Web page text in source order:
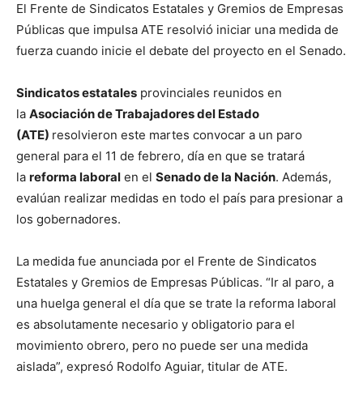
El Frente de Sindicatos Estatales y Gremios de Empresas
Públicas que impulsa ATE resolvió iniciar una medida de
fuerza cuando inicie el debate del proyecto en el Senado.
Sindicatos estatales provinciales reunidos en
la Asociación de Trabajadores del Estado
(ATE) resolvieron este martes convocar a un paro
general para el 11 de febrero, día en que se tratará
la reforma laboral en el Senado de la Nación. Además,
evalúan realizar medidas en todo el país para presionar a
los gobernadores.
La medida fue anunciada por el Frente de Sindicatos
Estatales y Gremios de Empresas Públicas. “Ir al paro, a
una huelga general el día que se trate la reforma laboral
es absolutamente necesario y obligatorio para el
movimiento obrero, pero no puede ser una medida
aislada”, expresó Rodolfo Aguiar, titular de ATE.